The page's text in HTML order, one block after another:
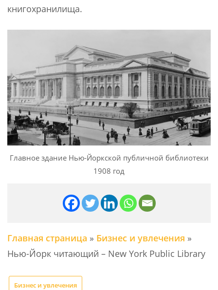
книгохранилища.
Главное здание Нью-Йоркской публичной библиотеки
1908 год
Главная страница » Бизнес и увлечения »
Нью-Йорк читающий – New York Public Library
Бизнес и увлечения